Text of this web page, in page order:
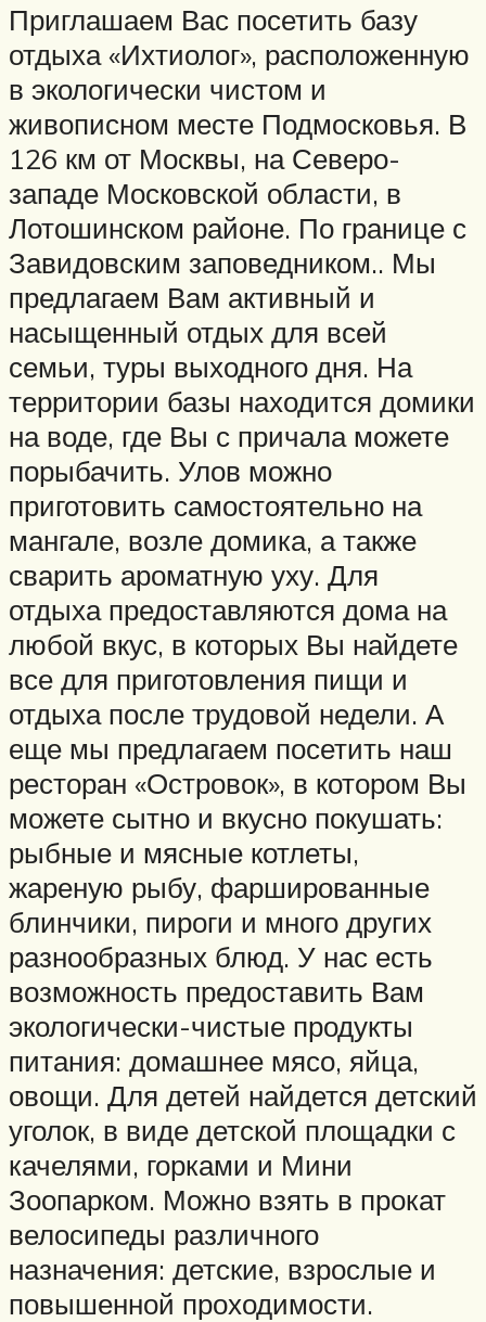
Приглашаем Вас посетить базу
отдыха «Ихтиолог», расположенную
в экологически чистом и
живописном месте Подмосковья. В
126 км от Москвы, на Северо-
западе Московской области, в
Лотошинском районе. По границе с
Завидовским заповедником.. Мы
предлагаем Вам активный и
насыщенный отдых для всей
семьи, туры выходного дня. На
территории базы находится домики
на воде, где Вы с причала можете
порыбачить. Улов можно
приготовить самостоятельно на
мангале, возле домика, а также
сварить ароматную уху. Для
отдыха предоставляются дома на
любой вкус, в которых Вы найдете
все для приготовления пищи и
отдыха после трудовой недели. А
еще мы предлагаем посетить наш
ресторан «Островок», в котором Вы
можете сытно и вкусно покушать:
рыбные и мясные котлеты,
жареную рыбу, фаршированные
блинчики, пироги и много других
разнообразных блюд. У нас есть
возможность предоставить Вам
экологически-чистые продукты
питания: домашнее мясо, яйца,
овощи. Для детей найдется детский
уголок, в виде детской площадки с
качелями, горками и Мини
Зоопарком. Можно взять в прокат
велосипеды различного
назначения: детские, взрослые и
повышенной проходимости.